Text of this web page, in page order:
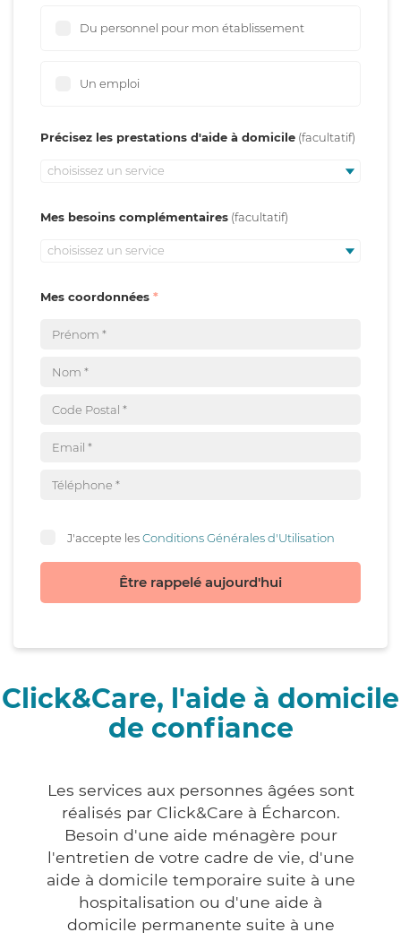
Du personnel pour mon établissement
Un emploi
Précisez les prestations d'aide à domicile
choisissez un service
Mes besoins complémentaires
choisissez un service
Mes coordonnées
J'accepte lesConditions Générales d'Utilisation
Être rappelé aujourd'hui
Click&Care, l'aide à domicile
de confiance
Les services aux personnes âgées sont
réalisés par Click&Care à Écharcon.
Besoin d'une aide ménagère pour
l'entretien de votre cadre de vie, d'une
aide à domicile temporaire suite à une
hospitalisation ou d'une aide à
domicile permanente suite à une